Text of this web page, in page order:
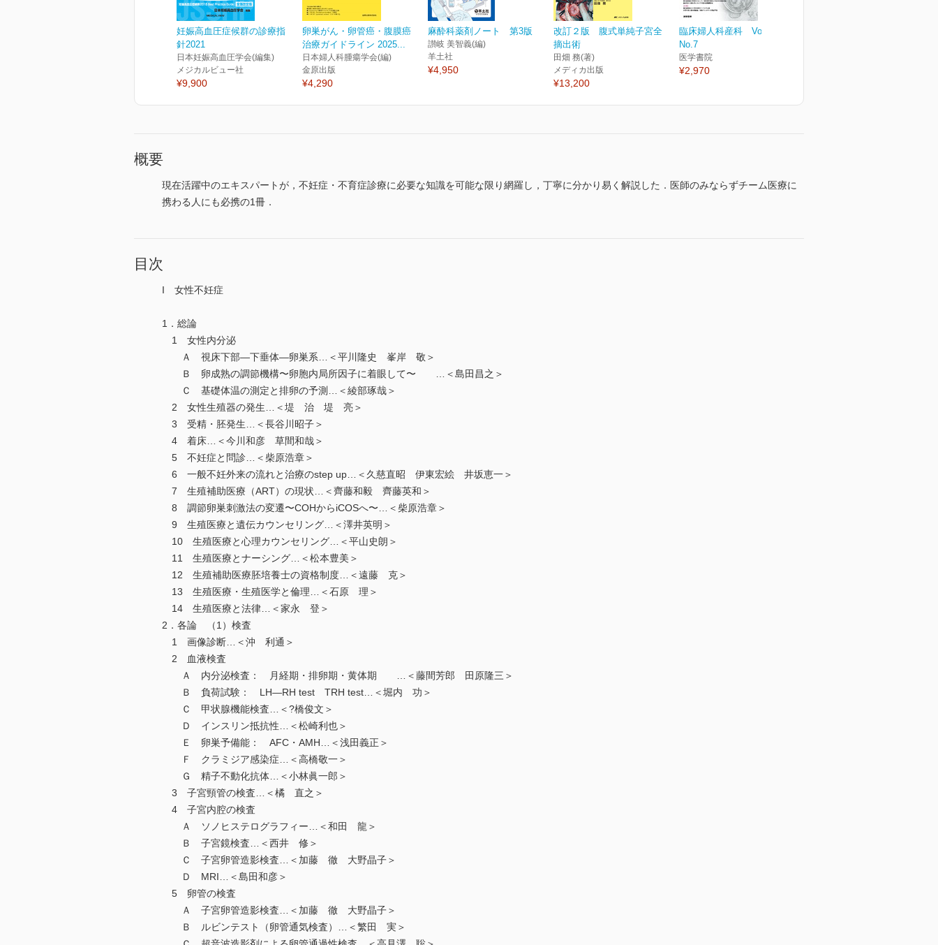
妊娠高血圧症候群の診療指
針2021
日本妊娠高血圧学会(編集)
メジカルビュー社
¥9,900
卵巣がん・卵管癌・腹膜癌
治療ガイドライン 2025...
日本婦人科腫瘍学会(編)
金原出版
¥4,290
麻酔科薬剤ノート 第3版
讃岐 美智義(編)
羊土社
¥4,950
改訂２版 腹式単純子宮全
摘出術
田畑 務(著)
メディカ出版
¥13,200
臨床婦人科産科 Vol.77
No.7
医学書院
¥2,970
概要
現在活躍中のエキスパートが，不妊症・不育症診療に必要な知識を可能な限り網羅し，丁寧に分かり易く解説した．医師のみならずチーム医療に
携わる人にも必携の1冊．
目次
I 女性不妊症
1．総論
1 女性内分泌
Ａ 視床下部—下垂体—卵巣系…＜平川隆史 峯岸 敬＞
Ｂ 卵成熟の調節機構〜卵胞内局所因子に着眼して〜 …＜島田昌之＞
Ｃ 基礎体温の測定と排卵の予測…＜綾部琢哉＞
2 女性生殖器の発生…＜堤 治 堤 亮＞
3 受精・胚発生…＜長谷川昭子＞
4 着床…＜今川和彦 草間和哉＞
5 不妊症と問診…＜柴原浩章＞
6 一般不妊外来の流れと治療のstep up…＜久慈直昭 伊東宏絵 井坂恵一＞
7 生殖補助医療（ART）の現状…＜齊藤和毅 齊藤英和＞
8 調節卵巣刺激法の変遷〜COHからiCOSへ〜…＜柴原浩章＞
9 生殖医療と遺伝カウンセリング…＜澤井英明＞
10 生殖医療と心理カウンセリング…＜平山史朗＞
11 生殖医療とナーシング…＜松本豊美＞
12 生殖補助医療胚培養士の資格制度…＜遠藤 克＞
13 生殖医療・生殖医学と倫理…＜石原 理＞
14 生殖医療と法律…＜家永 登＞
2．各論 （1）検査
1 画像診断…＜沖 利通＞
2 血液検査
Ａ 内分泌検査： 月経期・排卵期・黄体期 …＜藤間芳郎 田原隆三＞
Ｂ 負荷試験： LH—RH test TRH test…＜堀内 功＞
Ｃ 甲状腺機能検査…＜?橋俊文＞
Ｄ インスリン抵抗性…＜松崎利也＞
Ｅ 卵巣予備能： AFC・AMH…＜浅田義正＞
Ｆ クラミジア感染症…＜高橋敬一＞
Ｇ 精子不動化抗体…＜小林眞一郎＞
3 子宮頸管の検査…＜橘 直之＞
4 子宮内腔の検査
Ａ ソノヒステログラフィー…＜和田 龍＞
Ｂ 子宮鏡検査…＜西井 修＞
Ｃ 子宮卵管造影検査…＜加藤 徹 大野晶子＞
Ｄ MRI…＜島田和彦＞
5 卵管の検査
Ａ 子宮卵管造影検査…＜加藤 徹 大野晶子＞
Ｂ ルビンテスト（卵管通気検査）…＜繁田 実＞